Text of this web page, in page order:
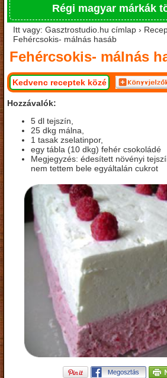
Régi magyar márkák
Itt vagy: Gasztrostudio.hu címlap ›
Fehércsokis- málnás hasáb
Fehércsokis- málnás
Kedvenc receptek közé
Hozzávalók:
5 dl tejszín,
25 dkg málna,
1 tasak zselatinpor,
egy tábla (10 dkg) fehér csokoládé
Megjegyzés: édesített növényi
nem tettem bele egyáltalán cukrot